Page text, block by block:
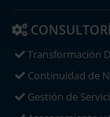
Transformación
Continuidad de
Gestión de